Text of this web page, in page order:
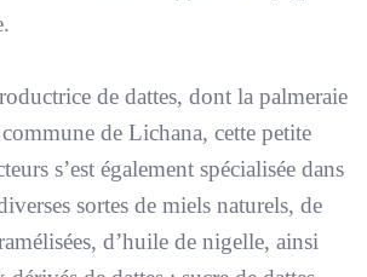
de dattes, dont la palmeraie
de Lichana, cette petite
s’est également spécialisée dans
sortes de miels naturels, de
d’huile de nigelle, ainsi